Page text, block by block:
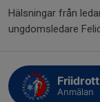
Hälsningar från
ungdomsledare
Friidrott
Anmälan